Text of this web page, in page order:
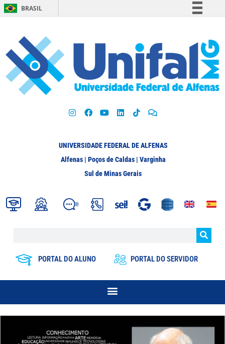
BRASIL
Participe
Acesso à informação
Legislação
UNIVERSIDADE FEDERAL DE ALFENAS
Alfenas | Poços de Caldas | Varginha
Sul de Minas Gerais
PORTAL DO ALUNO PORTAL DO SERVIDOR